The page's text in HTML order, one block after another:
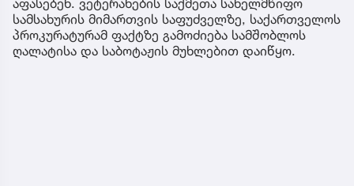
სამსახურის მიმართვის საფუძველზე, საქართველოს
პროკურატურამ ფაქტზე გამოძიება სამშობლოს
ღალატისა და საბოტაჟის მუხლებით დაიწყო.